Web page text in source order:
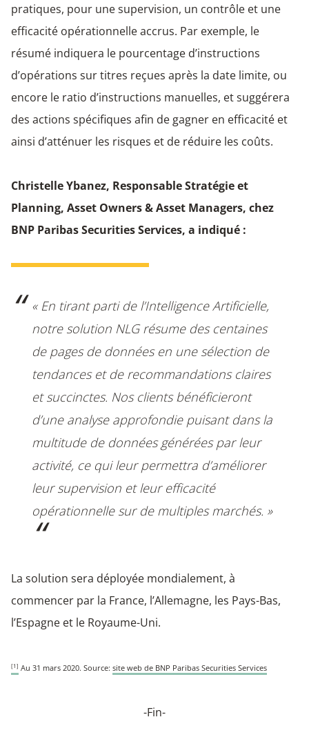
pratiques, pour une supervision, un contrôle et une
efficacité opérationnelle accrus. Par exemple, le
résumé indiquera le pourcentage d’instructions
d’opérations sur titres reçues après la date limite, ou
encore le ratio d’instructions manuelles, et suggérera
des actions spécifiques afin de gagner en efficacité et
ainsi d’atténuer les risques et de réduire les coûts.
Christelle Ybanez, Responsable Stratégie et
Planning, Asset Owners & Asset Managers, chez
BNP Paribas Securities Services, a indiqué :
« En tirant parti de l’Intelligence Artificielle,
notre solution NLG résume des centaines
de pages de données en une sélection de
tendances et de recommandations claires
et succinctes. Nos clients bénéficieront
d’une analyse approfondie puisant dans la
multitude de données générées par leur
activité, ce qui leur permettra d’améliorer
leur supervision et leur efficacité
opérationnelle sur de multiples marchés. »
La solution sera déployée mondialement, à
commencer par la France, l’Allemagne, les Pays-Bas,
l’Espagne et le Royaume-Uni.
[1] Au 31 mars 2020. Source: site web de BNP Paribas Securities Services
-Fin-